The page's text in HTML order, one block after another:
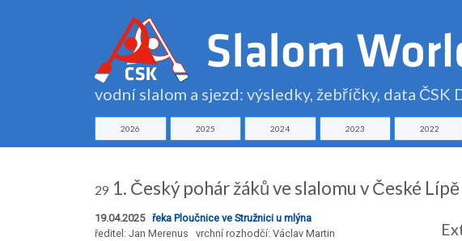
vodní slalom a sjezd: výsledky, žebříčky, data ČSK
2026 2025 2024 2023 2022
29 1. Český pohár žáků ve slalomu v České Lípě
19.04.2025 řeka Ploučnice ve Stružnici u mlýna
ředitel: Jan Merenus vrchní rozhodčí: Václav Martin